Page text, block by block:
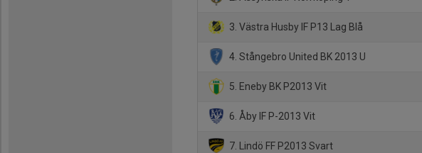
3. Västra Husby IF P13 Lag Blå
4. Stångebro United BK 2013 U
5. Eneby BK P2013 Vit
6. Åby IF P-2013 Vit
7. Lindö FF P2013 Svart